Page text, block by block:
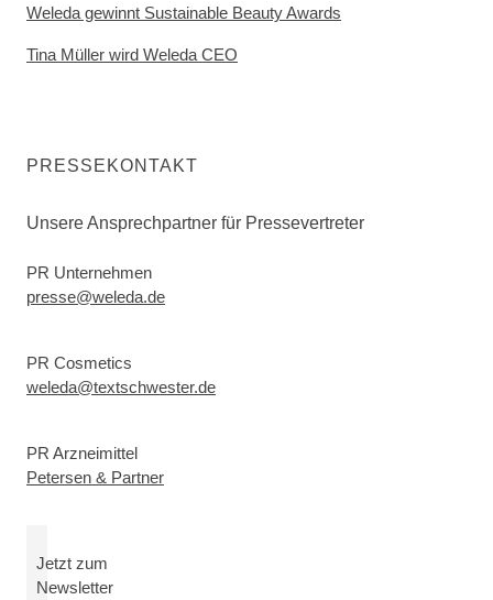
Weleda gewinnt Sustainable Beauty Awards
Tina Müller wird Weleda CEO
PRESSEKONTAKT
Unsere Ansprechpartner für Pressevertreter
PR Unternehmen
presse@weleda.de
PR Cosmetics
weleda@textschwester.de
PR Arzneimittel
Petersen & Partner
Jetzt zum
Newsletter